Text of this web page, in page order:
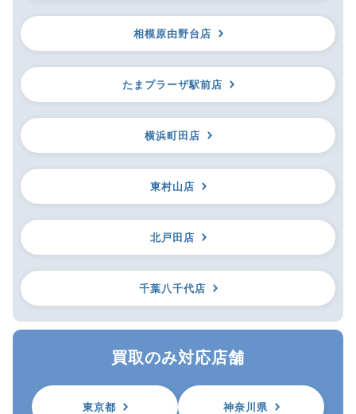
相模原由野台店
たまプラーザ駅前店
横浜町田店
東村山店
北戸田店
千葉八千代店
買取のみ対応店舗
東京都 神奈川県